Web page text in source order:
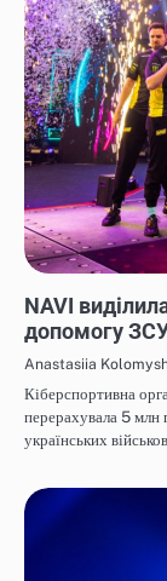
NAVI
допомогу
Anastasiia
Кіберспортивна
перерахувала 5 млн
українських